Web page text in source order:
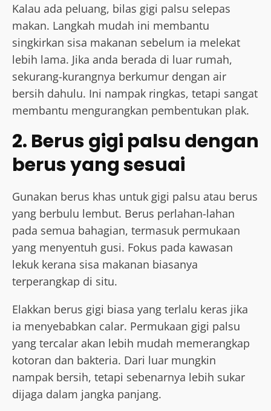
Kalau ada peluang, bilas gigi palsu selepas
makan. Langkah mudah ini membantu
singkirkan sisa makanan sebelum ia melekat
lebih lama. Jika anda berada di luar rumah,
sekurang-kurangnya berkumur dengan air
bersih dahulu. Ini nampak ringkas, tetapi sangat
membantu mengurangkan pembentukan plak.
2. Berus gigi palsu dengan
berus yang sesuai
Gunakan berus khas untuk gigi palsu atau berus
yang berbulu lembut. Berus perlahan-lahan
pada semua bahagian, termasuk permukaan
yang menyentuh gusi. Fokus pada kawasan
lekuk kerana sisa makanan biasanya
terperangkap di situ.
Elakkan berus gigi biasa yang terlalu keras jika
ia menyebabkan calar. Permukaan gigi palsu
yang tercalar akan lebih mudah memerangkap
kotoran dan bakteria. Dari luar mungkin
nampak bersih, tetapi sebenarnya lebih sukar
dijaga dalam jangka panjang.